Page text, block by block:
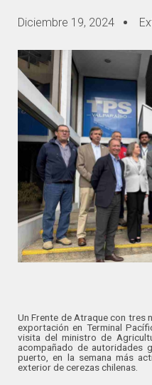
Diciembre 19, 2024
Un Frente de Atraque con tres
exportación en Terminal
visita del ministro de
acompañado de autoridades
puerto, en la semana más
exterior de cerezas chilenas.